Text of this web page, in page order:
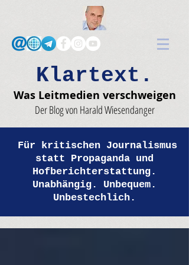
Klartext.
Was Leitmedien verschweigen
Der Blog von Harald Wiesendanger
Für kritischen Journalismus
statt Propaganda und
Hofberichterstattung.
Unabhängig. Unbequem.
Unbestechlich.